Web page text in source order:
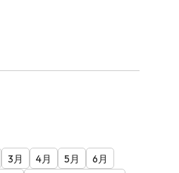
3月 4月 5月
6月